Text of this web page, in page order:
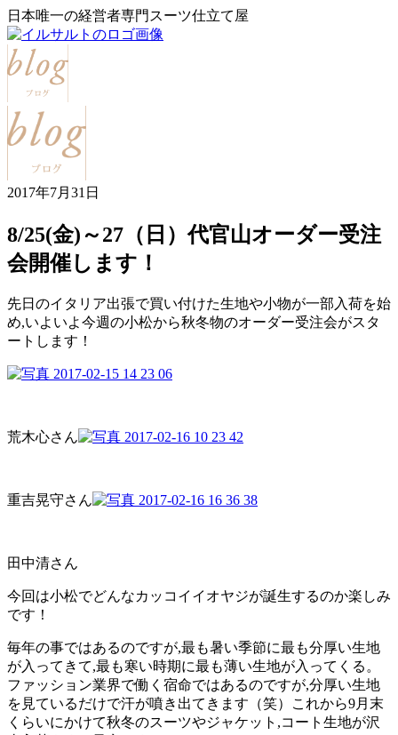
日本唯一の経営者専門スーツ仕立て屋
2017年7月31日
8/25(金)～27（日）代官山オーダー受注
会開催します！
先日のイタリア出張で買い付けた生地や小物が一部入荷を始
め,いよいよ今週の小松から秋冬物のオーダー受注会がスタ
ートします！
荒木心さん
重吉晃守さん
田中清さん
今回は小松でどんなカッコイイオヤジが誕生するのか楽しみ
です！
毎年の事ではあるのですが,最も暑い季節に最も分厚い生地
が入ってきて,最も寒い時期に最も薄い生地が入ってくる。
ファッション業界で働く宿命ではあるのですが,分厚い生地
を見ているだけで汗が噴き出てきます（笑）これから9月末
くらいにかけて秋冬のスーツやジャケット,コート生地が沢